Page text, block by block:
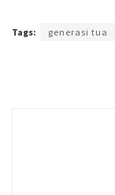
Tags: generasi tua